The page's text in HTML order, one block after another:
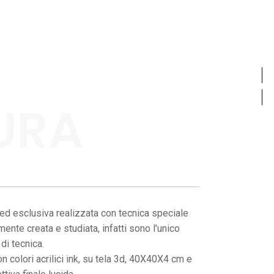
esclusiva realizzata con tecnica speciale
creata e studiata, infatti sono l'unico
tecnica.
colori acrilici ink, su tela 3d, 40X40X4 cm e